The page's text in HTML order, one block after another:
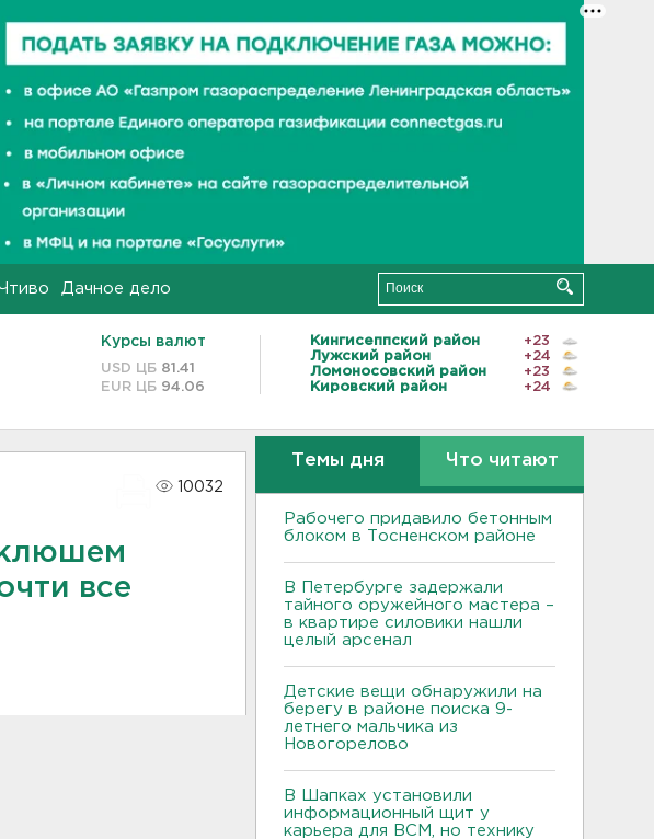
Дачное дело
Курсы валют
USD ЦБ 81.41
EUR ЦБ 94.06
Кингисеппский район
+23
Лужский район
+24
Ломоносовский район
+23
Кировский район
+24
10032
все
Темы дня Что читают
Рабочего придавило бетонным
блоком в Тосненском районе
В Петербурге задержали
тайного оружейного мастера –
в квартире силовики нашли
целый арсенал
Детские вещи обнаружили на
берегу в районе поиска 9-
летнего мальчика из
Новогорелово
В Шапках установили
информационный щит у
карьера для ВСМ, но технику